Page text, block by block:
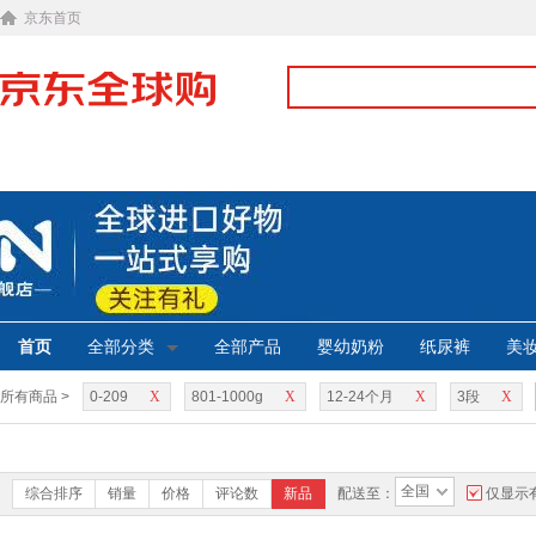
京东首页
首页 全部分类 全部产品 婴幼奶粉 纸尿裤 美
所有商品 > X
0-209 X
801-1000g X
12-24个月 X
3段
综合排序 销量 价格 评论数 新品 配送至： 全国 仅显示